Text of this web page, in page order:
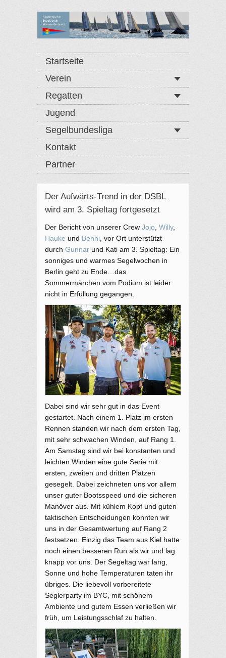
Startseite
Verein
Regatten
Jugend
Segelbundesliga
Kontakt
Partner
Der Aufwärts-Trend in der DSBL
wird am 3. Spieltag fortgesetzt
Der Bericht von unserer Crew Jojo Willy,
Hauke und Benni , vor Ort unterstützt
durch Gunnar und Kati am 3. Spieltag: Ein
sonniges und warmes Segelwochen in
Berlin geht zu Ende…das
Sommermärchen vom Podium ist leider
nicht in Erfüllung gegangen.
Dabei sind wir sehr gut in das Event
gestartet. Nach einem 1. Platz im ersten
Rennen standen wir nach dem ersten Tag,
mit sehr schwachen Winden, auf Rang 1.
Am Samstag sind wir bei konstanten und
leichten Winden eine gute Serie mit
ersten, zweiten und dritten Plätzen
gesegelt. Dabei zeichneten uns vor allem
unser guter Bootsspeed und die sicheren
Manöver aus. Mit kühlem Kopf und guten
taktischen Entscheidungen konnten wir
uns in der Gesamtwertung auf Rang 2
festsetzen. Einzig das Team aus Kiel hatte
noch einen besseren Run als wir und lag
knapp vor uns. Der Segeltag war lang,
Sonne und hohe Temperaturen taten ihr
übriges. Die liebevoll vorbereitete
Seglerparty im BYC, mit schönem
Ambiente und gutem Essen verließen wir
früh, um Leistungsschlaf zu halten.